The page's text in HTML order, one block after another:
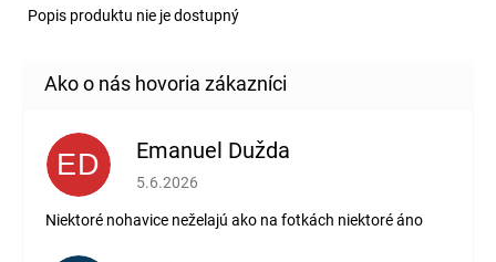
Popis produktu nie je dostupný
ED Emanuel Dužda
Hodnotenie obchodu je 2 z 5 hviezdičiek.
5.6.2026
Niektoré nohavice neželajú ako na fotkách niektoré áno